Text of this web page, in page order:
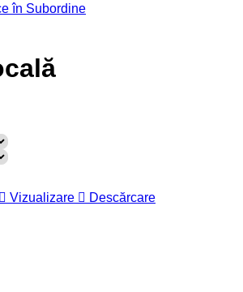
în Subordine
Vizualizare Descărcare